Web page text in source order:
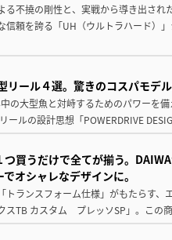
る不撓の剛性と、実戦から導き出さ
信頼を誇る「UH（ウルトラハード）
リール４選。驚きのコスパモデ
の大型魚と対峙するためのパワーを
ールの設計思想「POWERDRIVE
つ買うだけで全てが揃う。
オシャレなデザインに。
トランスフォーム仕様」がもたらす
スTB カスタム プレッソSP」。この